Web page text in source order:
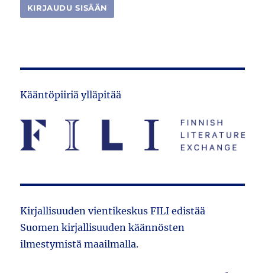
Kääntöpiiriä ylläpitää
Kirjallisuuden vientikeskus FILI edistää
Suomen kirjallisuuden käännösten
ilmestymistä maailmalla.